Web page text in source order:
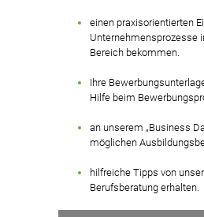
einen praxisorientierten
Unternehmensprozesse
Bereich bekommen.​
Ihre
Hilfe beim
an unserem „Business
möglichen
hilfreiche Tipps von
Berufsberatung erhalten.